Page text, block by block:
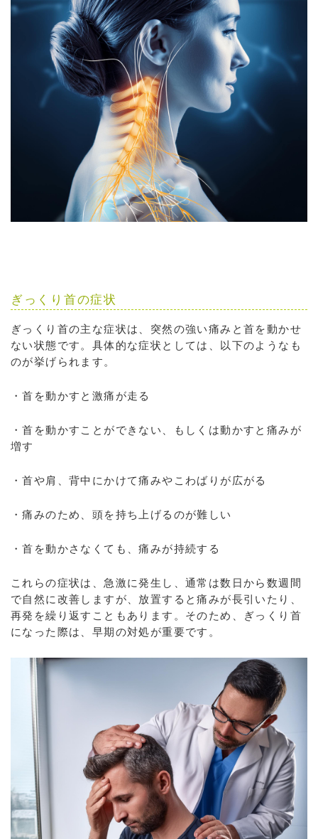
ぎっくり首の症状
ぎっくり首の主な症状は、突然の強い痛みと首を動かせ
ない状態です。具体的な症状としては、以下のようなも
のが挙げられます。
・首を動かすと激痛が走る
・首を動かすことができない、もしくは動かすと痛みが
増す
・首や肩、背中にかけて痛みやこわばりが広がる
・痛みのため、頭を持ち上げるのが難しい
・首を動かさなくても、痛みが持続する
これらの症状は、急激に発生し、通常は数日から数週間
で自然に改善しますが、放置すると痛みが長引いたり、
再発を繰り返すこともあります。そのため、ぎっくり首
になった際は、早期の対処が重要です。